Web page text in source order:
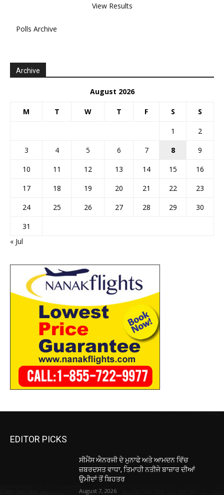
View Results
Polls Archive
Archive
August 2026
M T W T F S S
1
2
3
4 5 6 7 8
9
10
11 12 13 14 15
16
17
18 19 20 21 22
23
24
25 26 27 28 29
30
31
« Jul
EDITOR PICKS
ਸੀਮੈਂਸ ਐਨਰਜੀ ਦੇ ਮੁਨਾਫੇ ਅਤੇ ਆਮਦਨ ਵਿੱਚ
ਜ਼ਬਰਦਸਤ ਵਾਧਾ, ਤਿਮਾਹੀ ਨਤੀਜੇ ਬਾਜ਼ਾਰ ਦੀਆਂ
ਉਮੀਦਾਂ ਤੋਂ ਬਿਹਤਰ
August 7, 2026